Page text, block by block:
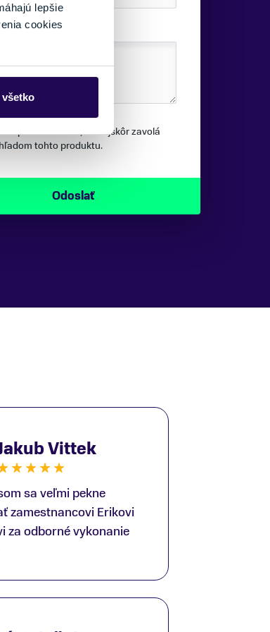
lepšie
cookies
špecialista vám, čo najskôr zavolá
tohto produktu.
Vittek
sa veľmi pekne
zamestnancovi Erikovi
za odborné vykonanie
Je to super človek na
bez zaváhania.